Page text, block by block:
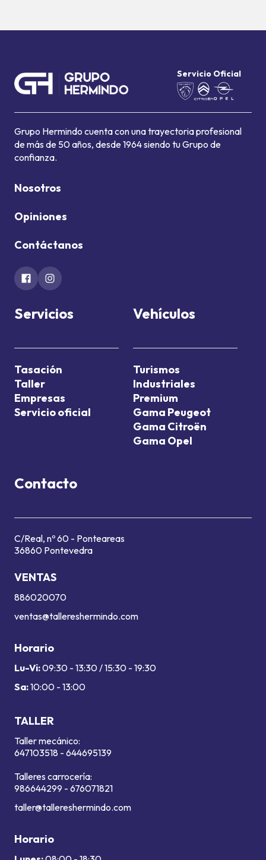
Servicio Oficial
Grupo Hermindo cuenta con una trayectoria profesional
de más de 50 años, desde 1964 siendo tu Grupo de
confianza.
Nosotros
Opiniones
Contáctanos
Servicios
Tasación
Taller
Empresas
Servicio oficial
Vehículos
Turismos
Industriales
Premium
Gama Peugeot
Gama Citroën
Gama Opel
Contacto
C/Real, nº 60 - Ponteareas
36860 Pontevedra
VENTAS
886020070
ventas@tallereshermindo.com
Horario
Lu-Vi:09:30 - 13:30 / 15:30 - 19:30
Sa:10:00 - 13:00
TALLER
Taller mecánico:
647103518 - 644695139
Talleres carrocería:
986644299 - 676071821
taller@tallereshermindo.com
Horario